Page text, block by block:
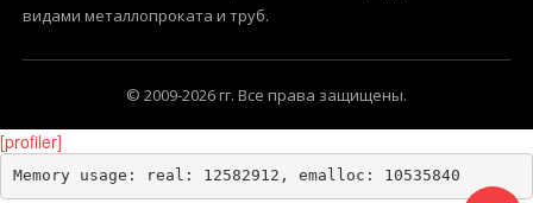
видами металлопроката и труб.
© 2009-2026 гг. Все права защищены.
[profiler]
Memory usage: real: 12582912, emalloc: 10535840